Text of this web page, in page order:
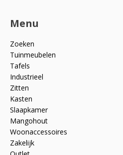
Menu
Zoeken
Tuinmeubelen
Tafels
Industrieel
Zitten
Kasten
Slaapkamer
Mangohout
Woonaccessoires
Zakelijk